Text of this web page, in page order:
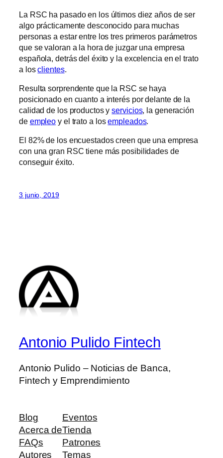
La RSC ha pasado en los últimos diez años de ser
algo prácticamente desconocido para muchas
personas a estar entre los tres primeros parámetros
que se valoran a la hora de juzgar una empresa
española, detrás del éxito y la excelencia en el trato
a losclientes.
Resulta sorprendente que la RSC se haya
posicionado en cuanto a interés por delante de la
calidad de los productos yservicios, la generación
de empleo y el trato a losempleados.
El 82% de los encuestados creen que una empresa
con una gran RSC tiene más posibilidades de
conseguir éxito.
3 junio, 2019
Antonio Pulido Fintech
Antonio Pulido – Noticias de Banca,
Fintech y Emprendimiento
Blog
Acerca de
FAQs
Autores
Eventos
Tienda
Patrones
Temas